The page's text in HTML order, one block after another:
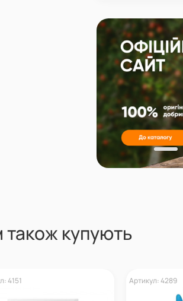
також купують
4151 Артикул: 4289